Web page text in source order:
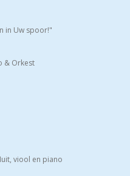
in Uw spoor!"
& Orkest
viool en piano